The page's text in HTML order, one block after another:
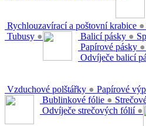
Rychlouzavírací a poštovní krabice ●
Tubusy ● Balicí pásky ●
Papírové pásky ●
Odvíječe balicí
Vzduchové polštářky ● Papírové
Bublinkové fólie ●
Odvíječe strečových fólií ●